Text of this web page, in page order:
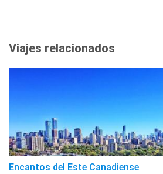
Viajes relacionados
Encantos del Este Canadiense